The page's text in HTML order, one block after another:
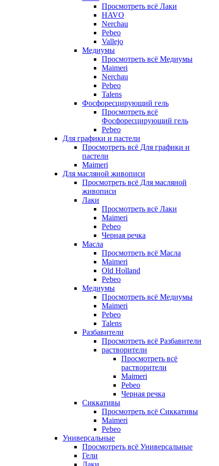
Просмотреть всё Лаки
HAVO
Nerchau
Pebeo
Vallejo
Медиумы
Просмотреть всё Медиумы
Maimeri
Nerchau
Pebeo
Talens
Фосфоресцирующий гель
Просмотреть всё
Фосфоресцирующий гель
Pebeo
Для графики и пастели
Просмотреть всё Для графики и
пастели
Maimeri
Для масляной живописи
Просмотреть всё Для масляной
живописи
Лаки
Просмотреть всё Лаки
Maimeri
Pebeo
Черная речка
Масла
Просмотреть всё Масла
Maimeri
Old Holland
Pebeo
Медиумы
Просмотреть всё Медиумы
Maimeri
Pebeo
Talens
Разбавители
Просмотреть всё Разбавители
растворители
Просмотреть всё
растворители
Maimeri
Pebeo
Черная речка
Сиккативы
Просмотреть всё Сиккативы
Maimeri
Pebeo
Универсальные
Просмотреть всё Универсальные
Гели
Лаки